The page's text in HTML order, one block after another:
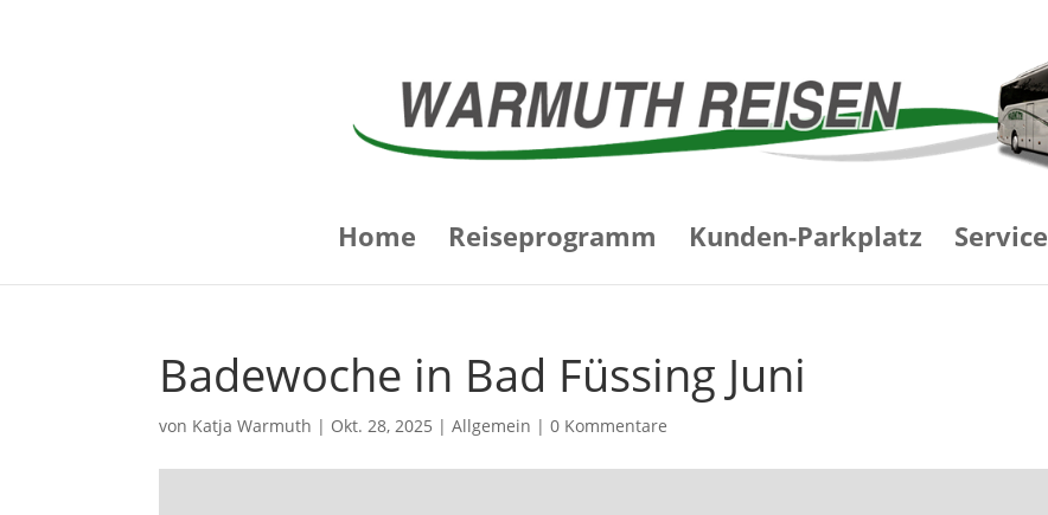
Home Reiseprogramm Kunden-Parkplatz Service
Badewoche in Bad Füssing Juni
von Katja Warmuth | Okt. 28, 2025 |Allgemein |0 Kommentare